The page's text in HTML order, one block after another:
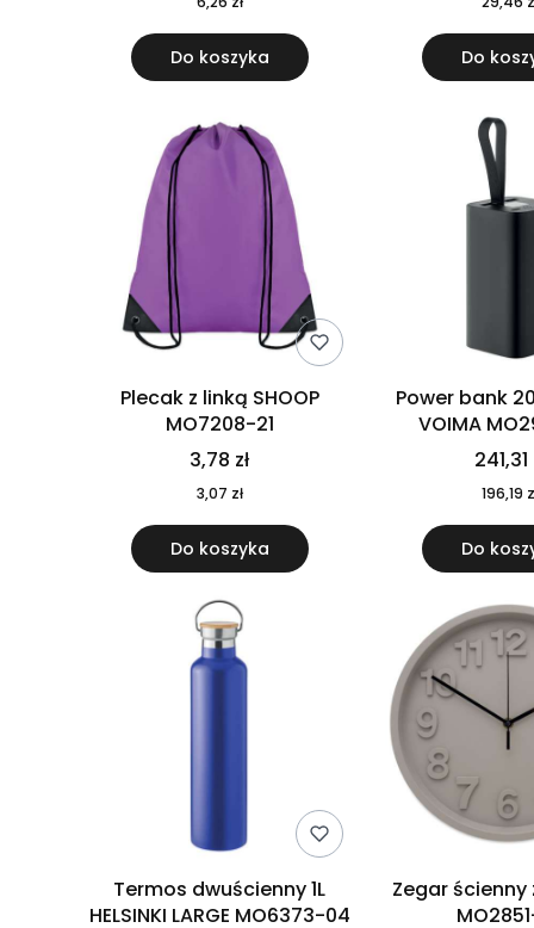
Do koszyka Do
Plecak z linką SHOOP
MO7208-21
3,78 zł
3,07 zł
Do koszyka
Power bank
VOIMA
241,31
196,19
Do
Termos dwuścienny 1L
HELSINKI LARGE MO6373-04
Zegar ścienny